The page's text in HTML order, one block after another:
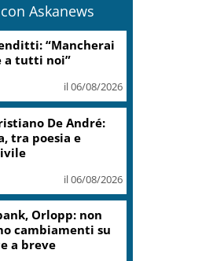
Askanews
città in “bollino
a 21. Tregua al
il 06/08/2026
Sanae
a vittime
il 06/08/2026
Guccini, la
che